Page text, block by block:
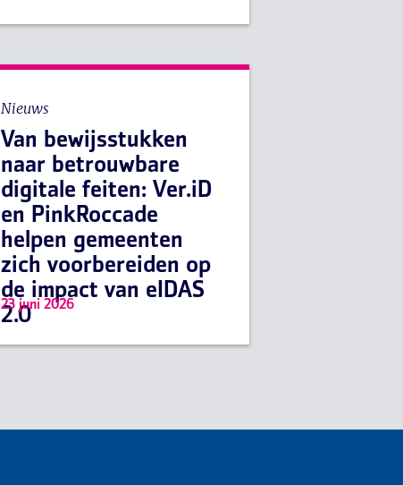
Nieuws
Van bewijsstukken
naar betrouwbare
digitale feiten: Ver.iD
en PinkRoccade
helpen gemeenten
zich voorbereiden op
de impact van eIDAS
2.0
23 juni 2026